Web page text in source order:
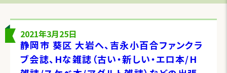
2021年3月25日
静岡市 葵区 大岩へ、吉永小百合ファンクラ
ブ会誌、Hな雑誌（古い・新しい・エロ本/H